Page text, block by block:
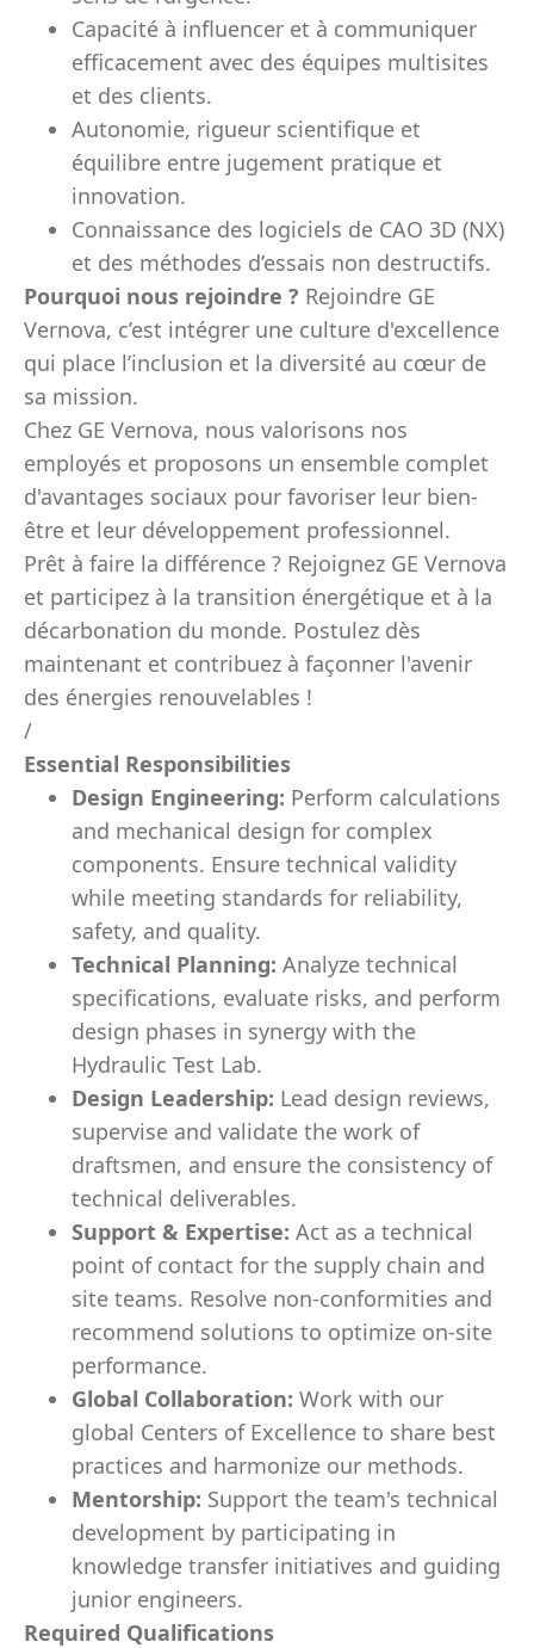
Capacité à influencer et à communiquer
efficacement avec des équipes multisites
et des clients.
Autonomie, rigueur scientifique et
équilibre entre jugement pratique et
innovation.
Connaissance des logiciels de CAO 3D (NX)
et des méthodes d’essais non destructifs.
Pourquoi nous rejoindre ? Rejoindre GE
Vernova, c’est intégrer une culture d'excellence
qui place l’inclusion et la diversité au cœur de
sa mission.
Chez GE Vernova, nous valorisons nos
employés et proposons un ensemble complet
d'avantages sociaux pour favoriser leur bien-
être et leur développement professionnel.
Prêt à faire la différence ? Rejoignez GE Vernova
et participez à la transition énergétique et à la
décarbonation du monde. Postulez dès
maintenant et contribuez à façonner l'avenir
des énergies renouvelables !
/
Essential Responsibilities
Design Engineering: Perform calculations
and mechanical design for complex
components. Ensure technical validity
while meeting standards for reliability,
safety, and quality.
Technical Planning: Analyze technical
specifications, evaluate risks, and perform
design phases in synergy with the
Hydraulic Test Lab.
Design Leadership: Lead design reviews,
supervise and validate the work of
draftsmen, and ensure the consistency of
technical deliverables.
Support & Expertise: Act as a technical
point of contact for the supply chain and
site teams. Resolve non-conformities and
recommend solutions to optimize on-site
performance.
Global Collaboration: Work with our
global Centers of Excellence to share best
practices and harmonize our methods.
Mentorship: Support the team's technical
development by participating in
knowledge transfer initiatives and guiding
junior engineers.
Required Qualifications